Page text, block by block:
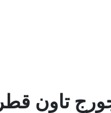
تاون قطر